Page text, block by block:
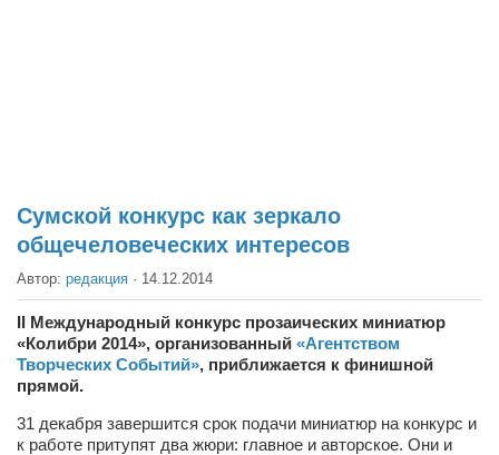
Факты
Выборы
Деньги
Традиции
Опросы
Экология
Здоровье
Сумской конкурс как зеркало
общечеловеческих интересов
Автор: редакция · 14.12.2014
II Международный конкурс прозаических миниатюр
«Колибри 2014», организованный «Агентством
Творческих Событий», приближается к финишной
прямой.
31 декабря завершится срок подачи миниатюр на конкурс и
к работе притупят два жюри: главное и авторское. Они и